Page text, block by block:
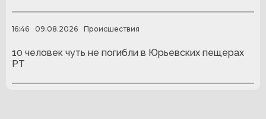
16:46 09.08.2026 Происшествия
10 человек чуть не погибли в Юрьевских пещерах
РТ